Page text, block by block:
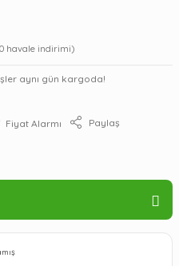
havale indirimi)
aynı gün kargoda!
Fiyat Alarmı Paylaş